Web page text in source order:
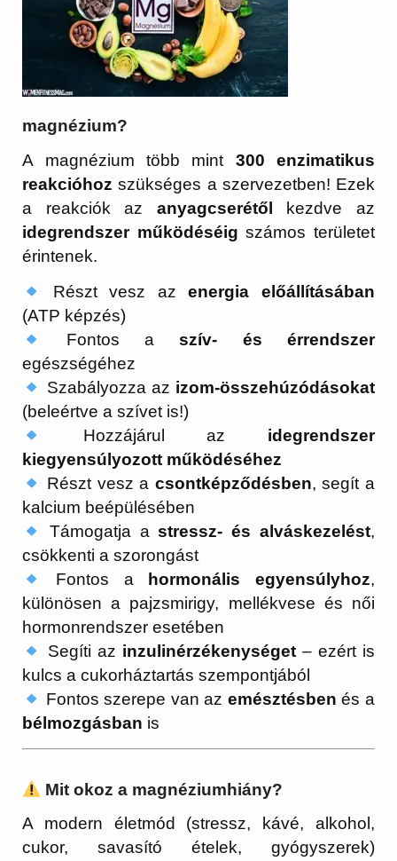
magnézium?
A magnézium több mint 300 enzimatikus
reakcióhoz szükséges a szervezetben! Ezek
a reakciók az anyagcserétől
kezdve az
idegrendszer működéséig számos területet
érintenek.
Részt vesz azenergia előállításában
(ATP képzés)
Fontos aszív- és érrendszer
egészségéhez
Szabályozza az izom-összehúzódásokat
(beleértve a szívet is!)
Hozzájárul az idegrendszer
kiegyensúlyozott működéséhez
Részt vesz a csontképződésben, segít a
kalcium beépülésében
Támogatja astressz- és alváskezelést,
csökkenti a szorongást
Fontos a
hormonális egyensúlyhoz,
különösen a pajzsmirigy, mellékvese és női
hormonrendszer esetében
Segíti az inzulinérzékenységet– ezért is
kulcs a cukorháztartás szempontjából
Fontos szerepe van az emésztésben és a
bélmozgásban is
Mit okoz a magnéziumhiány?
A modern életmód (stressz, kávé, alkohol,
cukor, savasító ételek, gyógyszerek)